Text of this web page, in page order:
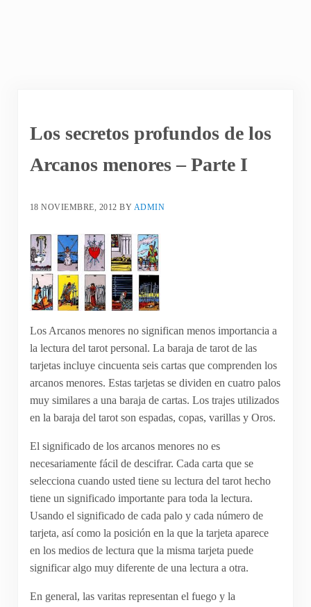
Los secretos profundos de los
Arcanos menores – Parte I
18 NOVIEMBRE, 2012 BY ADMIN
Los Arcanos menores no significan menos importancia a
la lectura del tarot personal. La baraja de tarot de las
tarjetas incluye cincuenta seis cartas que comprenden los
arcanos menores. Estas tarjetas se dividen en cuatro palos
muy similares a una baraja de cartas. Los trajes utilizados
en la baraja del tarot son espadas, copas, varillas y Oros.
El significado de los arcanos menores no es
necesariamente fácil de descifrar. Cada carta que se
selecciona cuando usted tiene su lectura del tarot hecho
tiene un significado importante para toda la lectura.
Usando el significado de cada palo y cada número de
tarjeta, así como la posición en la que la tarjeta aparece
en los medios de lectura que la misma tarjeta puede
significar algo muy diferente de una lectura a otra.
En general, las varitas representan el fuego y la